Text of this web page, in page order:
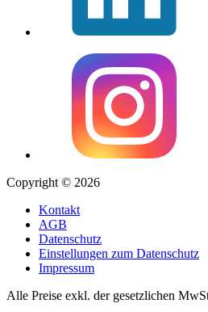
Copyright © 2026
Kontakt
AGB
Datenschutz
Einstellungen zum Datenschutz
Impressum
Alle Preise exkl. der gesetzlichen